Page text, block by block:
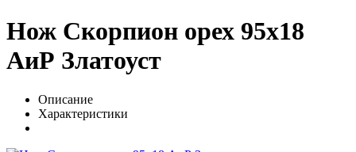
Нож Скорпион орех 95х18
АиР Златоуст
Описание
Характеристики